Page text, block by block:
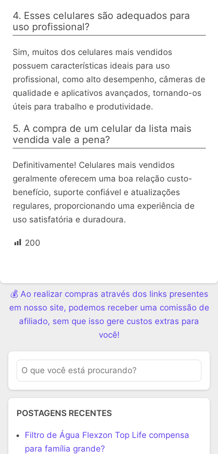
4. Esses celulares são adequados para
uso profissional?
Sim, muitos dos celulares mais vendidos
possuem características ideais para uso
profissional, como alto desempenho, câmeras de
qualidade e aplicativos avançados, tornando-os
úteis para trabalho e produtividade.
5. A compra de um celular da lista mais
vendida vale a pena?
Definitivamente! Celulares mais vendidos
geralmente oferecem uma boa relação custo-
benefício, suporte confiável e atualizações
regulares, proporcionando uma experiência de
uso satisfatória e duradoura.
200
💰 Ao realizar compras através dos links presentes
em nosso site, podemos receber uma comissão de
afiliado, sem que isso gere custos extras para
você!
POSTAGENS RECENTES
Filtro de Água Flexzon Top Life compensa
para família grande?